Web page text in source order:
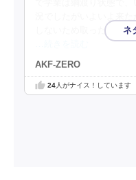
しないため取った手段
AKF-ZERO
24人がナイス！しています